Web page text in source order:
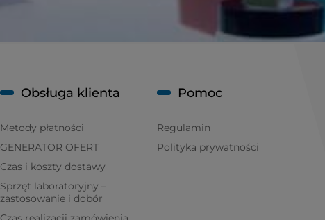
Obsługa klienta
Metody płatności
GENERATOR OFERT
Czas i koszty dostawy
Sprzęt laboratoryjny –
zastosowanie i dobór
Pomoc
Regulamin
Polityka prywatności